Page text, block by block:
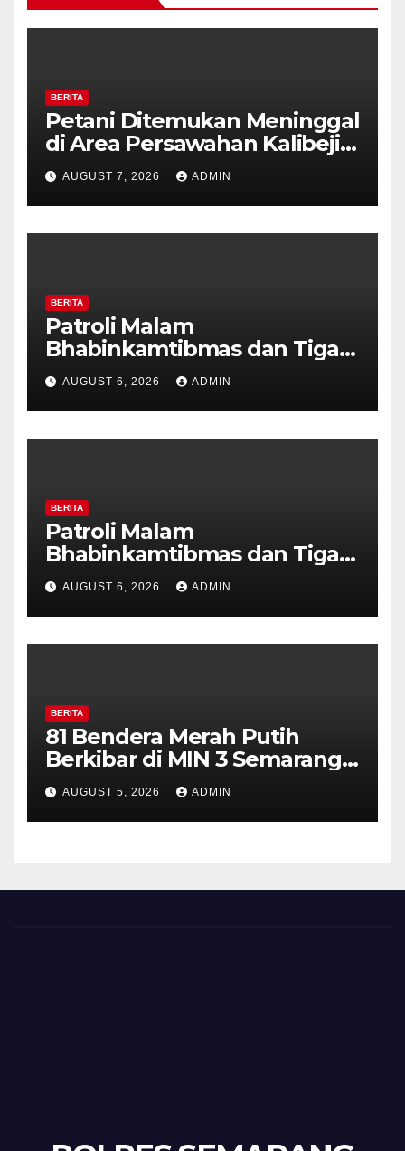
BERITA
Petani Ditemukan Meninggal
di Area Persawahan Kalibeji,
Polisi Pastikan Tidak Ada
Tanda Kekerasan
AUGUST 7, 2026 ADMIN
BERITA
Patroli Malam
Bhabinkamtibmas dan Tiga
Pilar Kelurahan Ungaran
Perkuat Kamtibmas, Warga
Diajak Aktifkan Ronda
AUGUST 6, 2026 ADMIN
BERITA
Patroli Malam
Bhabinkamtibmas dan Tiga
Pilar Kelurahan Ungaran
Perkuat Kamtibmas, Warga
Diajak Aktifkan Ronda
AUGUST 6, 2026 ADMIN
BERITA
81 Bendera Merah Putih
Berkibar di MIN 3 Semarang,
Bhabinkamtibmas Desa
Timpik Hadiri Peringatan
HUT ke-81 Kemerdekaan RI
AUGUST 5, 2026 ADMIN